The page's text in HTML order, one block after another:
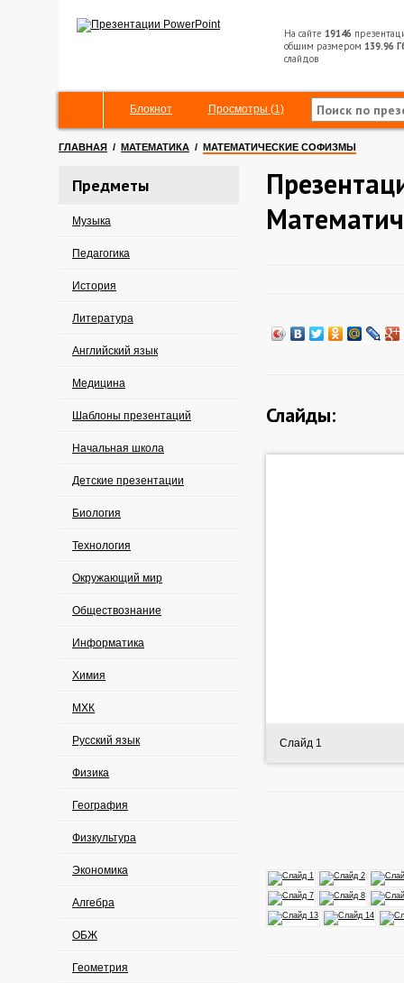
На сайте 19146
общим размером 139.96
слайдов
Блокнот Просмотры (1)
ГЛАВНАЯ / МАТЕМАТИКА / МАТЕМАТИЧЕСКИЕ СОФИЗМЫ
Предметы
Музыка
Педагогика
История
Литература
Английский язык
Медицина
Шаблоны презентаций
Начальная школа
Детские презентации
Биология
Технология
Окружающий мир
Обществознание
Информатика
Химия
МХК
Русский язык
Физика
География
Физкультура
Экономика
Алгебра
ОБЖ
Геометрия
Слайды:
Слайд 1